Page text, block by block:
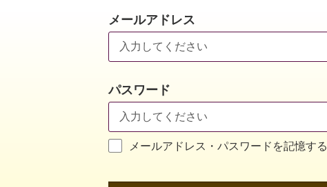
メールアドレス
パスワード
メールアドレス・パスワードを記憶する